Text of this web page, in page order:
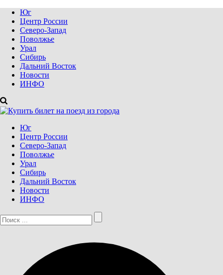
Юг
Центр России
Северо-Запад
Поволжье
Урал
Сибирь
Дальний Восток
Новости
ИНФО
Юг
Центр России
Северо-Запад
Поволжье
Урал
Сибирь
Дальний Восток
Новости
ИНФО